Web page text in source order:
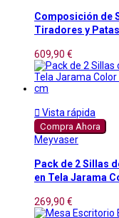
Composición de
Tiradores y
609,90 €
 Vista rápida
Compra Ahora
Meyvaser
Pack de 2 Sillas
en Tela Jarama
269,90 €